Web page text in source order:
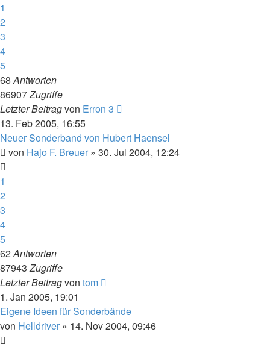
1
2
3
4
5
68Antworten
86907Zugriffe
Letzter Beitragvon Erron 3
13. Feb 2005, 16:55
Neuer Sonderband von Hubert Haensel
von Hajo F. Breuer » 30. Jul 2004, 12:24
1
2
3
4
5
62Antworten
87943Zugriffe
Letzter Beitragvon tom
1. Jan 2005, 19:01
Eigene Ideen für Sonderbände
von Helldriver » 14. Nov 2004, 09:46